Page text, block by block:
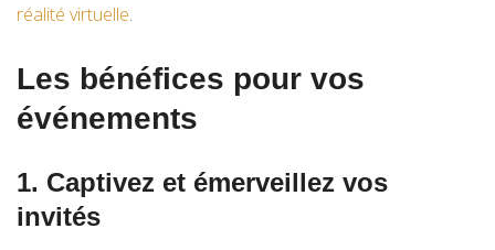
réalité virtuelle.
Les bénéfices pour vos
événements
1. Captivez et émerveillez vos
invités